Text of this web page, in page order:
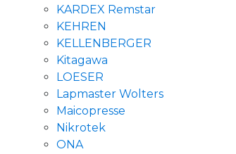
KARDEX Remstar
KEHREN
KELLENBERGER
Kitagawa
LOESER
Lapmaster Wolters
Maicopresse
Nikrotek
ONA